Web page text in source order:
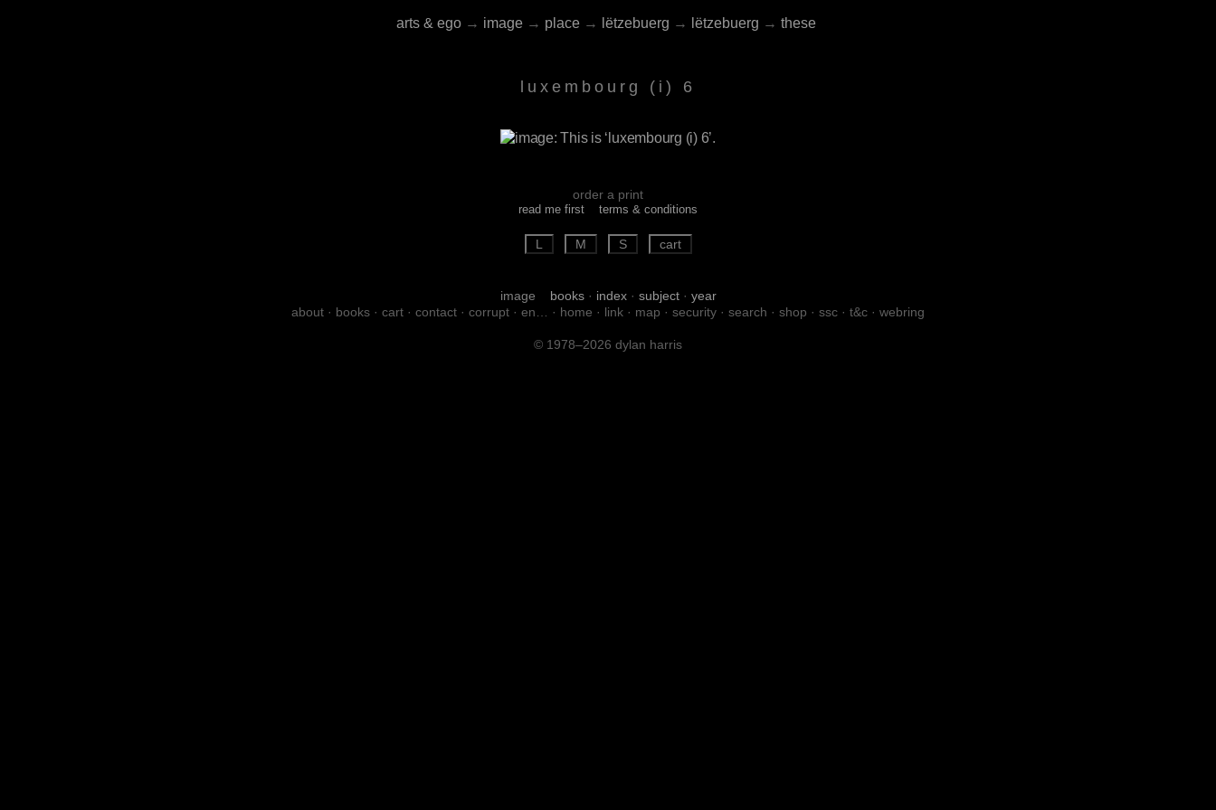
arts & ego → image → place → lëtzebuerg → lëtzebuerg → these
luxembourg (i) 6
order a print
read me first terms & conditions
image books · index · subject · year
about · books · cart · contact · corrupt · en… · home · link · map · security · search · shop · ssc · t&c · webring
© 1978–2026 dylan harris